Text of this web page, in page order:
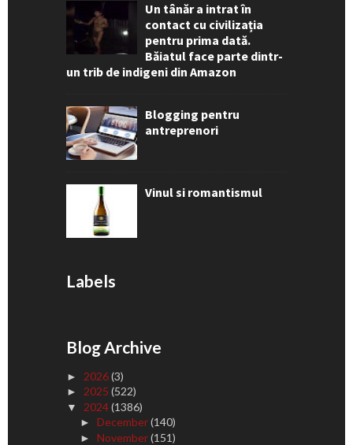
Un tânăr a intrat în
contact cu civilizația
pentru prima dată.
Băiatul face parte dintr-
un trib de indigeni din Amazon
Blogging pentru
antreprenori
Vinul si romantismul
Labels
Blog Archive
► 2026(3)
► 2025 (522)
▼ 2024(1386)
► December(140)
► November(151)